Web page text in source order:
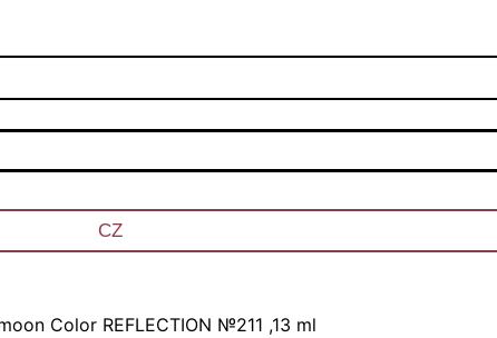
CZ
Color REFLECTION №211 ,13 ml